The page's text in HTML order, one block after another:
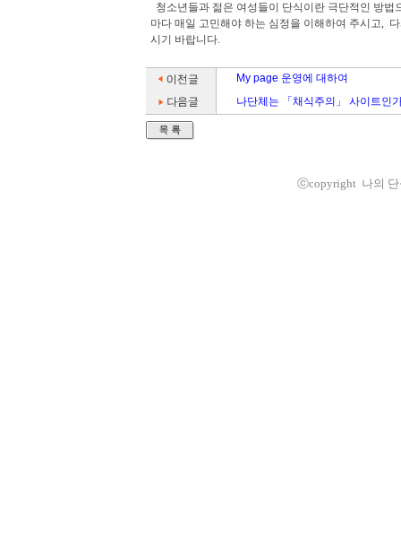
청소년들과 젊은 여성들이 단식이란 극단적인 방
마다 매일 고민해야 하는 심정을 이해하여 주시고,
시기 바랍니다.
My page 운영에 대하여
나단체는 「채식주의」 사이트인
ⓒcopyright 나의 단